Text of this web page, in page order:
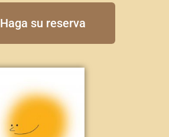
Haga su reserva